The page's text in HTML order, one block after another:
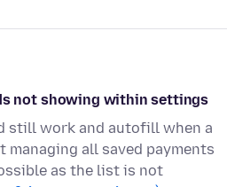
not showing within settings
still work and autofill when a
managing all saved payments
as the list is not